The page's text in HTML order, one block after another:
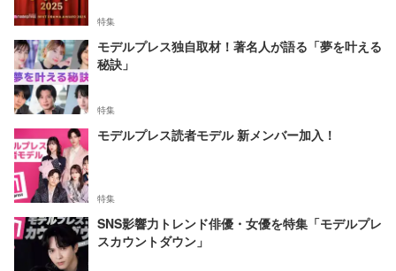
特集
モデルプレス独自取材！著名人が語る「夢を叶える
秘訣」
特集
モデルプレス読者モデル 新メンバー加入！
特集
SNS影響力トレンド俳優・女優を特集「モデルプレ
スカウントダウン」